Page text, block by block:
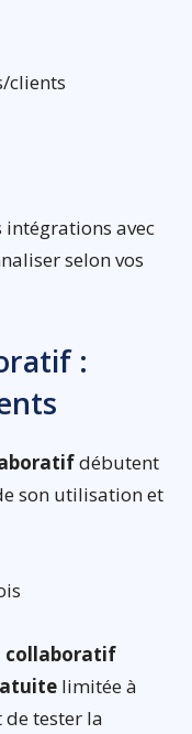
clients
avec
selon vos
:
débutent
son utilisation et
collaboratif
limitée à
tester la